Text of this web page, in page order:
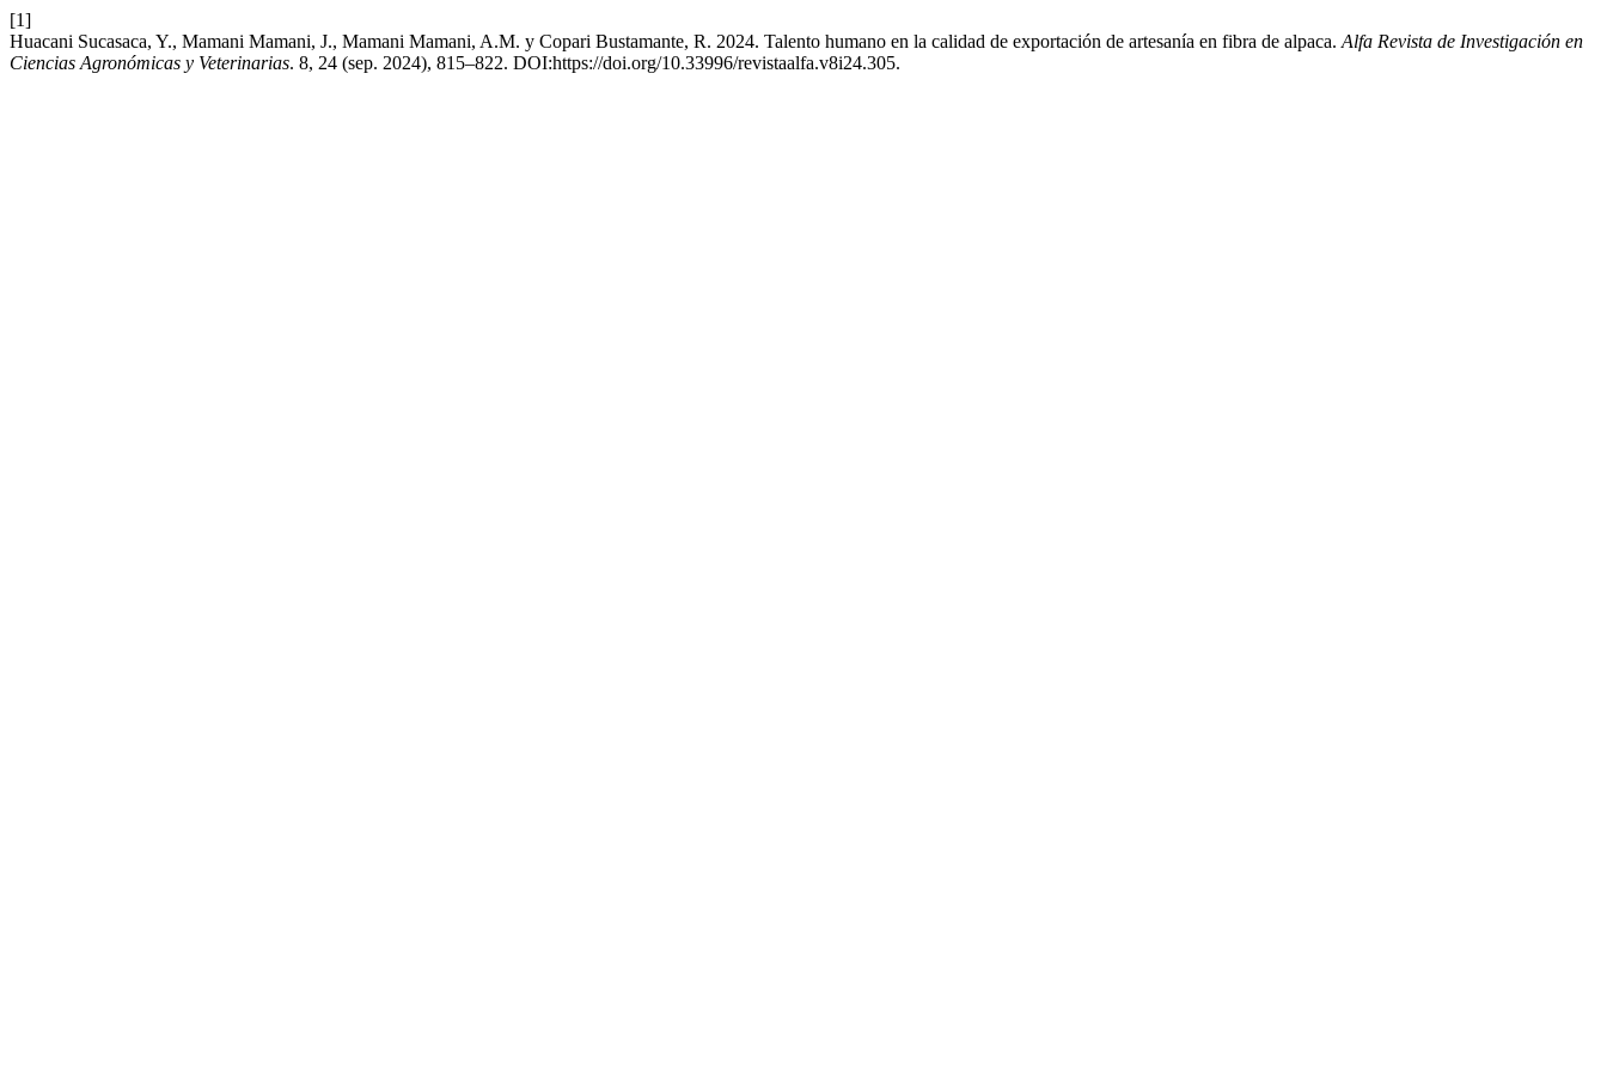
[1]
Huacani Sucasaca, Y., Mamani Mamani, J., Mamani Mamani, A.M. y Copari Bustamante, R. 2024. Talento humano en la calidad de exportación de artesanía en fibra de alpaca. Alfa Revista de Investigación en
Ciencias Agronómicas y Veterinarias. 8, 24 (sep. 2024), 815–822. DOI:https://doi.org/10.33996/revistaalfa.v8i24.305.